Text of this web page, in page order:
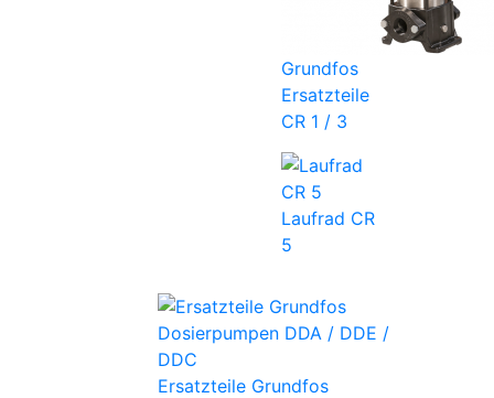
Grundfos
Ersatzteile
CR 1 / 3
Laufrad CR
5
Ersatzteile Grundfos